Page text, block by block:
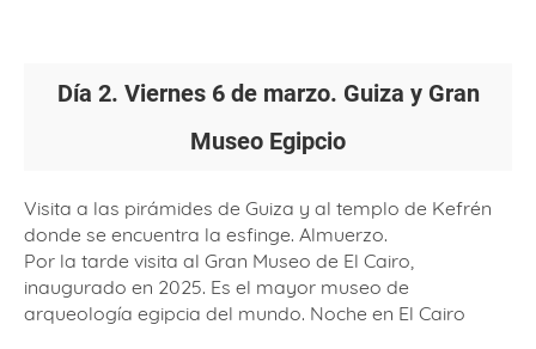
Día 2. Viernes 6 de marzo. Guiza y Gran
Museo Egipcio
Visita a las pirámides de Guiza y al templo de Kefrén
donde se encuentra la esfinge. Almuerzo.
Por la tarde visita al Gran Museo de El Cairo,
inaugurado en 2025. Es el mayor museo de
arqueología egipcia del mundo. Noche en El Cairo